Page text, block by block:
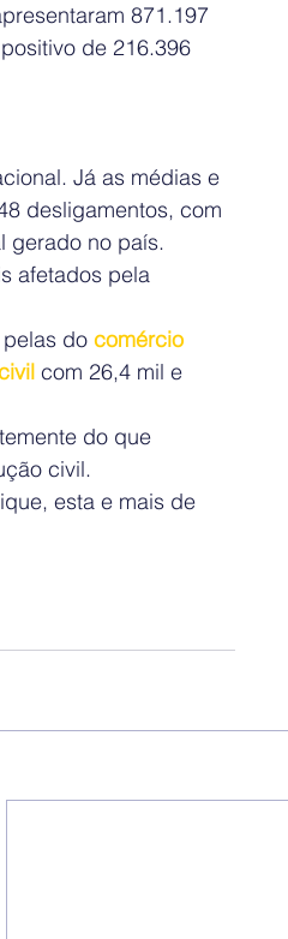
871.197
de 216.396
Já as médias e
desligamentos, com
gerado no país.
afetados pela
do comércio
com 26,4 mil e
do que
civil.
esta e mais de